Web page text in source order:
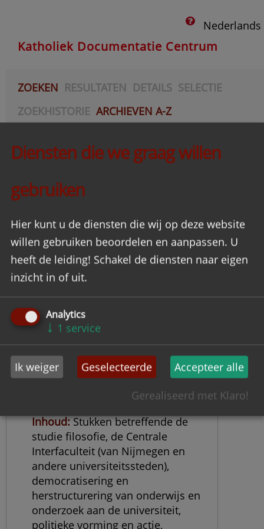
Nederlands
Katholiek Documentatie Centrum
ZOEKEN RESULTATEN DETAILS SELECTIE
ZOEKHISTORIE ARCHIEVEN A-Z
Objectnummer FILO
Inhoud Stukken betreffende de
studie filosofie, de Centrale
Interfaculteit (van Nijmegen en
andere universiteitssteden),
democratisering en
herstructurering van onderwijs en
onderzoek aan de universiteit,
politieke vorming en actie,
Diensten die we graag willen
gebruiken
Hier kunt u de diensten die wij op deze website
willen gebruiken beoordelen en aanpassen. U
heeft de leiding! Schakel de diensten naar eigen
inzicht in of uit.
Analytics
↓ 1 service
Ik weiger Geselecteerde Accepteer alle
Gerealiseerd met Klaro!